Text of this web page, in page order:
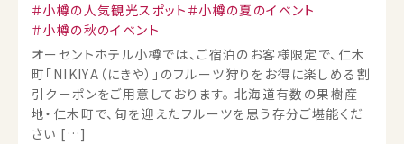
小樽の人気観光スポット
小樽の夏のイベント
小樽の秋のイベント
オーセントホテル小樽では、ご宿泊のお客様限定で、仁木
町「NIKIYA（にきや）」のフルーツ狩りをお得に楽しめる割
引クーポンをご用意しております。 北海道有数の果樹産
地・仁木町で、旬を迎えたフルーツを思う存分ご堪能くだ
さい […]